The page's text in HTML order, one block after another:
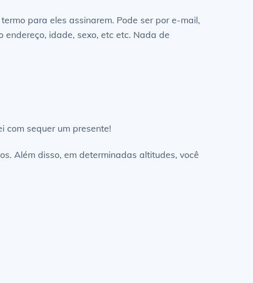
para eles assinarem. Pode ser por e-mail,
idade, sexo, etc etc. Nada de
com sequer um presente!
Além disso, em determinadas altitudes, você